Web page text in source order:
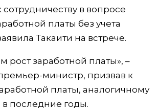
в вопросе
платы без учета
Такаити на встрече.
рост заработной платы», –
министр, призвав к
платы, аналогичному
в последние годы.